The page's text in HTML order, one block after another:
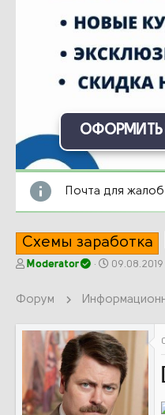
ОФОРМИТЬ
Почта для
Схемы заработка
А
о
Moderator
Д
а
а
ч
а
а
09.08.2019
Форум